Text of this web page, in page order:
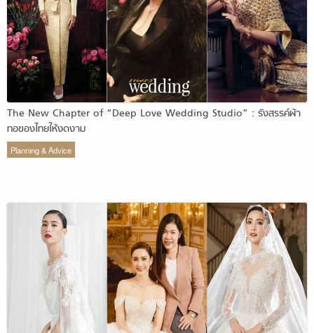
The New Chapter of “Deep Love Wedding Studio” : รังสรรค์ผ้า
ทอของไทยให้งดงาม
Planning & Advice